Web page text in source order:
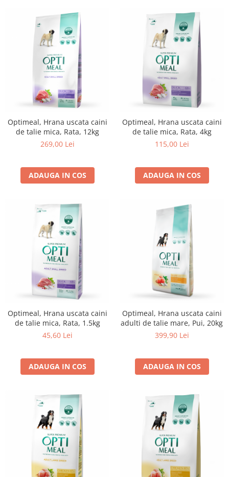
Optimeal, Hrana uscata caini
de talie mica, Rata, 12kg
269,00 Lei
ADAUGA IN COS
Optimeal, Hrana uscata caini
de talie mica, Rata, 4kg
115,00 Lei
ADAUGA IN COS
Optimeal, Hrana uscata caini
de talie mica, Rata, 1.5kg
45,60 Lei
ADAUGA IN COS
Optimeal, Hrana uscata caini
adulti de talie mare, Pui, 20kg
399,90 Lei
ADAUGA IN COS